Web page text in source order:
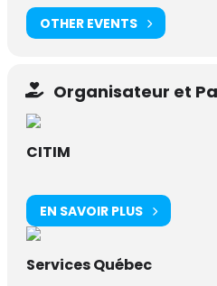
OTHER EVENTS
Organisateur et
CITIM
EN SAVOIR PLUS
Services Québec